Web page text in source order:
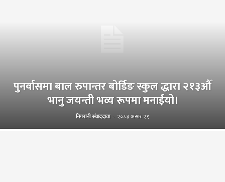
पुनर्वासमा बाल रुपान्तर बोर्डिङ स्कुल द्धारा २१३औँ
भानु जयन्ती भव्य रूपमा मनाईयो।
निगरानी संवाददाता - २०८३ असार २९